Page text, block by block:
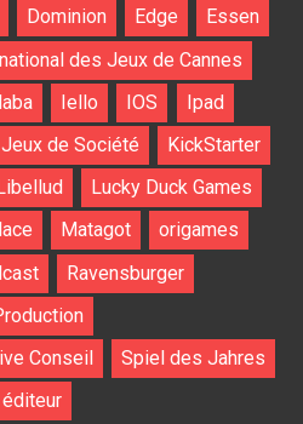
Dominion Edge
Essen
des Jeux de Cannes
Iello IOS
Ipad
Jeux de Société
KickStarter
Lucky Duck Games
Matagot
origames
Ravensburger
Conseil
Spiel des Jahres
éditeur